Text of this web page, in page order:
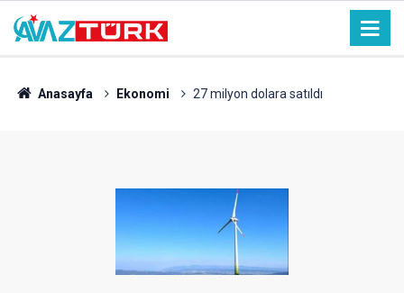
Anasayfa Ekonomi 27 milyon dolara satıldı